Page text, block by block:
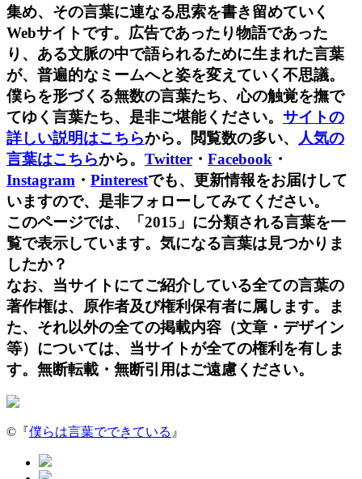
集め、その言葉に連なる思索を書き留めていく
Webサイトです。広告であったり物語であった
り、ある文脈の中で語られるために生まれた言葉
が、普遍的なミームへと姿を変えていく不思議。
僕らを形づくる無数の言葉たち、心の触覚を撫で
てゆく言葉たち、是非ご堪能ください。 サイトの
詳しい説明はこちらから。閲覧数の多い、
人気の
言葉はこちらから。 Twitter ・ Facebook ・
Instagram ・ Pinterestでも、更新情報をお届けして
いますので、是非フォローしてみてください。
このページでは、「2015」に分類される言葉を一
覧で表示しています。気になる言葉は見つかりま
したか？
なお、当サイトにてご紹介している全ての言葉の
著作権は、原作者及び権利保有者に属します。ま
た、それ以外の全ての掲載内容（文章・デザイン
等）については、当サイトが全ての権利を有しま
す。無断転載・無断引用はご遠慮ください。
©『 僕らは言葉でできている 』